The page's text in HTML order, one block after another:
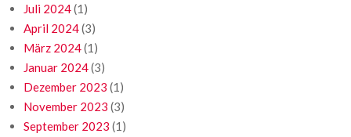
Juli 2024(1)
April 2024(3)
März 2024(1)
Januar 2024(3)
Dezember 2023 (1)
November 2023 (3)
September 2023 (1)